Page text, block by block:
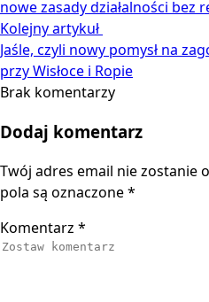
nowe zasady działalności bez
Kolejny artykuł
Jaśle, czyli nowy pomysł na
przy Wisłoce i Ropie
Brak komentarzy
Dodaj komentarz
Twój adres email nie zostanie
pola są oznaczone*
Komentarz *